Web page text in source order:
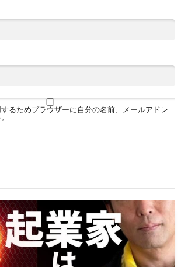
るためブラウザーに自分の名前、メールアドレ